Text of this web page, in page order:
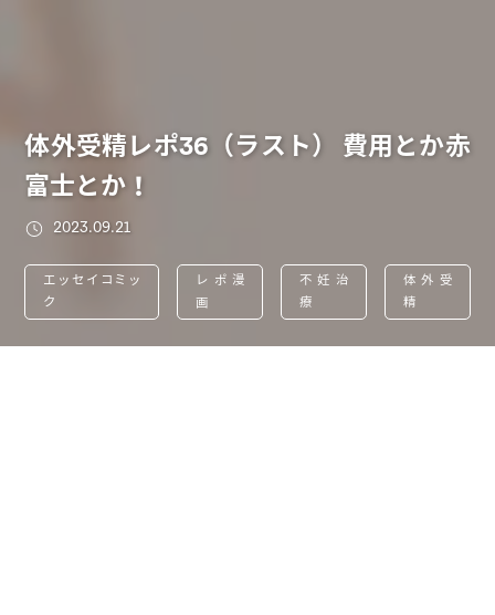
体外受精レポ36（ラスト） 費用とか赤
富士とか！
2023.09.21
エッセイコミッ
ク
レポ漫
画
不妊治
療
体外受
精